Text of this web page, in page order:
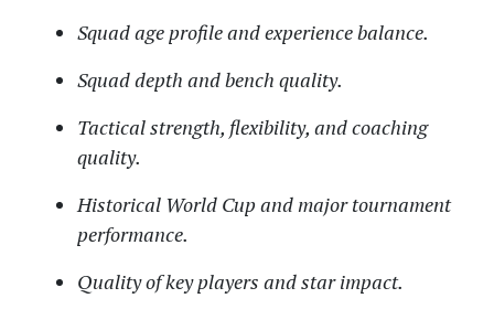
Squad age profile and experience balance.
Squad depth and bench quality.
Tactical strength, flexibility, and coaching
quality.
Historical World Cup and major tournament
performance.
Quality of key players and star impact.